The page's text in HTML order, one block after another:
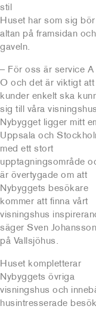
stil
Huset har som sig
altan på framsidan och
gaveln.
– För oss är service
O och det är viktigt att
kunder enkelt ska
sig till våra
Nybygget ligger mitt
Uppsala och
med ett stort
upptagningsområde
är övertygade om att
Nybyggets besökare
kommer att finna vårt
visningshus
säger Sven
på Vallsjöhus.
Huset kompletterar
Nybyggets övriga
visningshus och
husintresserade